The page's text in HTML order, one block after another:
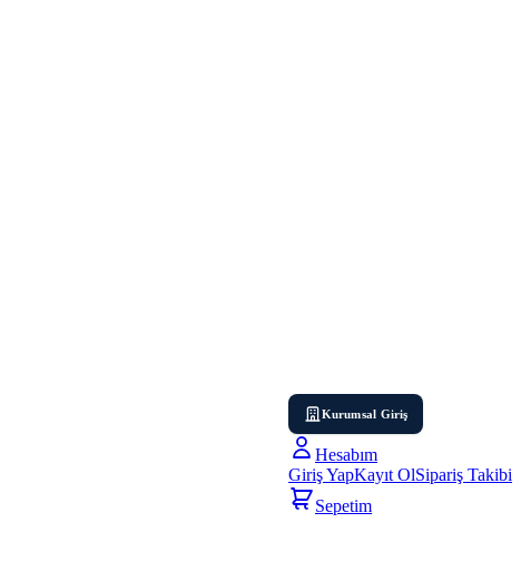
Kurumsal Giriş
Hesabım
Giriş YapKayıt OlSipariş Takibi
Sepetim